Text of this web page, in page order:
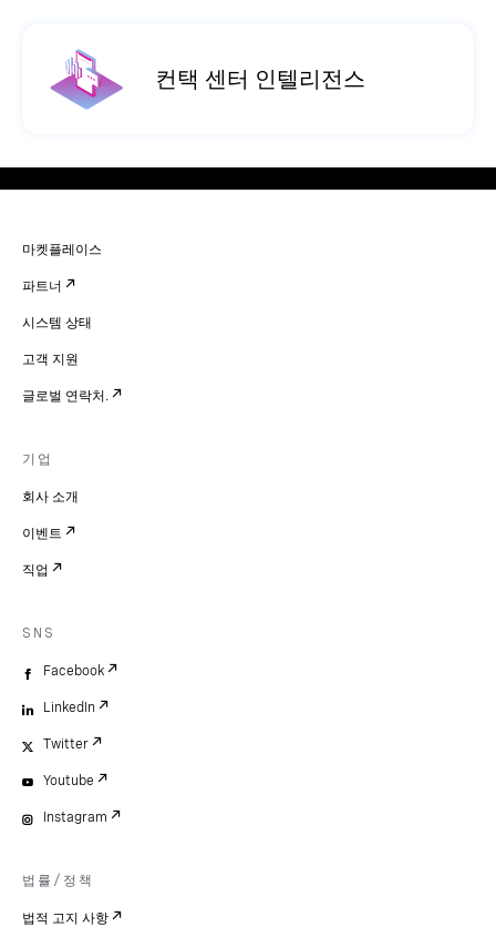
컨택 센터 인텔리전스
마켓플레이스
파트너
시스템 상태
고객 지원
글로벌 연락처.
기업
회사 소개
이벤트
직업
SNS
Facebook
LinkedIn
Twitter
Youtube
Instagram
법률/정책
법적 고지 사항